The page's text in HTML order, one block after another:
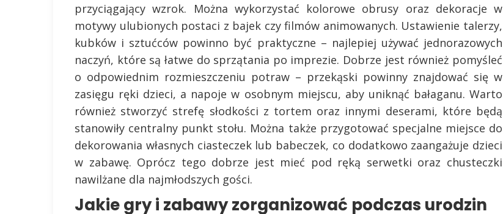
przyciągający wzrok. Można wykorzystać kolorowe obrusy oraz dekoracje w
motywy ulubionych postaci z bajek czy filmów animowanych. Ustawienie talerzy,
kubków i sztućców powinno być praktyczne – najlepiej używać jednorazowych
naczyń, które są łatwe do sprzątania po imprezie. Dobrze jest również pomyśleć
o odpowiednim rozmieszczeniu potraw – przekąski powinny znajdować się w
zasięgu ręki dzieci, a napoje w osobnym miejscu, aby uniknąć bałaganu. Warto
również stworzyć strefę słodkości z tortem oraz innymi deserami, które będą
stanowiły centralny punkt stołu. Można także przygotować specjalne miejsce do
dekorowania własnych ciasteczek lub babeczek, co dodatkowo zaangażuje dzieci
w zabawę. Oprócz tego dobrze jest mieć pod ręką serwetki oraz chusteczki
nawilżane dla najmłodszych gości.
Jakie gry i zabawy zorganizować podczas urodzin